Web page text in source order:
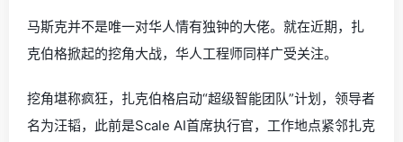
马斯克并不是唯一对华人情有独钟的大佬。就在近期，扎
克伯格掀起的挖角大战，华人工程师同样广受关注。
挖角堪称疯狂，扎克伯格启动“超级智能团队”计划，领导者
名为汪韬，此前是Scale AI首席执行官，工作地点紧邻扎克